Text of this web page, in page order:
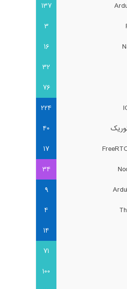
137
3
16
32
76
224
40
17
34
9
4
14
71
100